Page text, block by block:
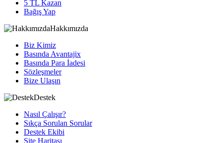
5 TL Kazan
Bağış Yap
Hakkımızda
Biz Kimiz
Basında Avantajix
Basında Para İadesi
Sözleşmeler
Bize Ulaşın
Destek
Nasıl Çalışır?
Sıkça Sorulan Sorular
Destek Ekibi
Site Haritası